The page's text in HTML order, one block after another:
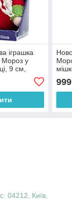
іграшка
Мороз у
9 см,
999
04212, Київ,